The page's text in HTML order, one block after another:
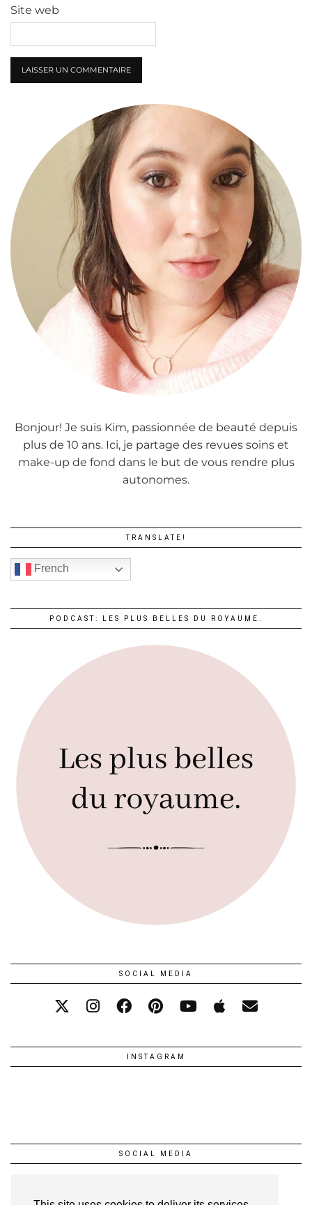
Site web
Bonjour! Je suis Kim, passionnée de beauté depuis
plus de 10 ans. Ici, je partage des revues soins et
make-up de fond dans le but de vous rendre plus
autonomes.
TRANSLATE!
French
PODCAST: LES PLUS BELLES DU ROYAUME.
SOCIAL MEDIA
INSTAGRAM
SOCIAL MEDIA